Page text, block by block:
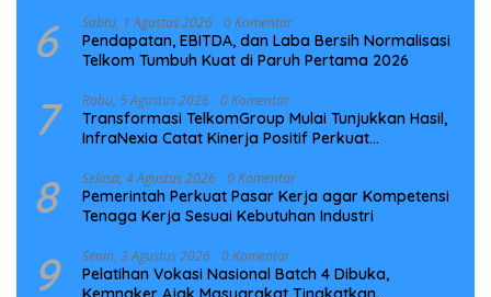
6 Sabtu, 1 Agustus 2026 0 Komentar
Pendapatan, EBITDA, dan Laba Bersih Normalisasi
Telkom Tumbuh Kuat di Paruh Pertama 2026
7 Rabu, 5 Agustus 2026 0 Komentar
Transformasi TelkomGroup Mulai Tunjukkan Hasil,
InfraNexia Catat Kinerja Positif Perkuat
8 Selasa, 4 Agustus 2026 0 Komentar
Pemerintah Perkuat Pasar Kerja agar Kompetensi
Tenaga Kerja Sesuai Kebutuhan Industri
9 Senin, 3 Agustus 2026 0 Komentar
Pelatihan Vokasi Nasional Batch 4 Dibuka,